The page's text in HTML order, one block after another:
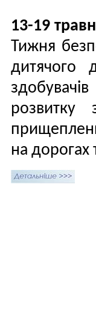
13-19
Тижня
дитячого
на дорогах